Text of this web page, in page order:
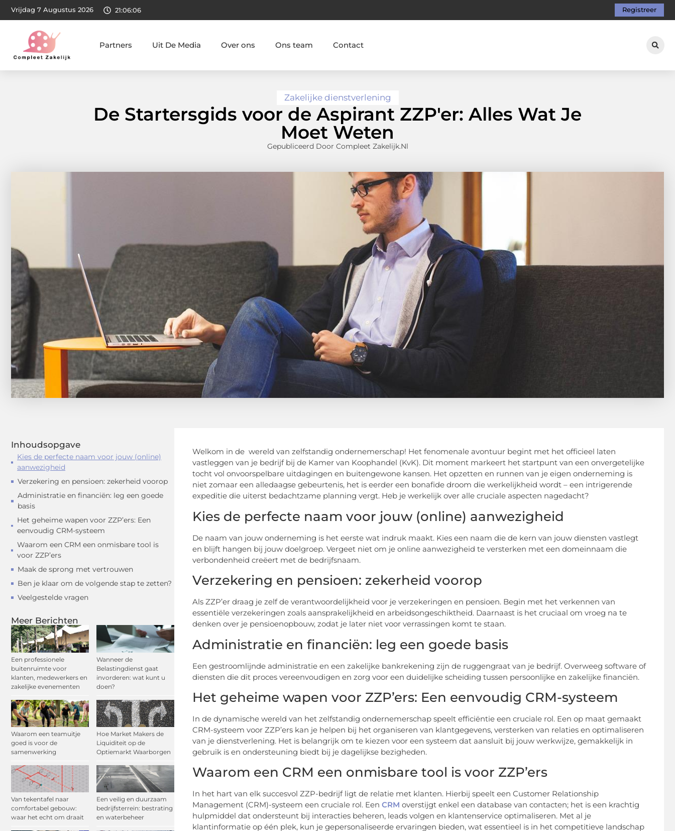
Vrijdag 7 Augustus 2026 21:06:08 Registreer
Partners Uit De Media Over ons Ons team Contact
Zakelijke dienstverlening
De Startersgids voor de Aspirant ZZP'er: Alles Wat Je
Moet Weten
Gepubliceerd Door Compleet Zakelijk.nl
Inhoudsopgave
Kies de perfecte naam voor jouw (online)
aanwezigheid
Verzekering en pensioen: zekerheid voorop
Administratie en financiën: leg een goede
basis
Het geheime wapen voor ZZP’ers: Een
eenvoudig CRM-systeem
Waarom een CRM een onmisbare tool is
voor ZZP’ers
Maak de sprong met vertrouwen
Ben je klaar om de volgende stap te zetten?
Veelgestelde vragen
Meer Berichten
Een professionele
buitenruimte voor
klanten, medewerkers en
zakelijke evenementen
Wanneer de
Belastingdienst gaat
invorderen: wat kunt u
doen?
Waarom een teamuitje
goed is voor de
samenwerking
Hoe Market Makers de
Liquiditeit op de
Optiemarkt Waarborgen
Van tekentafel naar
comfortabel gebouw:
waar het echt om draait
Een veilig en duurzaam
bedrijfsterrein: bestrating
en waterbeheer
Welkom in de wereld van zelfstandig ondernemerschap! Het fenomenale avontuur begint met het officieel laten
vastleggen van je bedrijf bij de Kamer van Koophandel (KvK). Dit moment markeert het startpunt van een onvergetelijke
tocht vol onvoorspelbare uitdagingen en buitengewone kansen. Het opzetten en runnen van je eigen onderneming is
niet zomaar een alledaagse gebeurtenis, het is eerder een bonafide droom die werkelijkheid wordt – een intrigerende
expeditie die uiterst bedachtzame planning vergt. Heb je werkelijk over alle cruciale aspecten nagedacht?
Kies de perfecte naam voor jouw (online) aanwezigheid
De naam van jouw onderneming is het eerste wat indruk maakt. Kies een naam die de kern van jouw diensten vastlegt
en blijft hangen bij jouw doelgroep. Vergeet niet om je online aanwezigheid te versterken met een domeinnaam die
verbondenheid creëert met de bedrijfsnaam.
Verzekering en pensioen: zekerheid voorop
Als ZZP’er draag je zelf de verantwoordelijkheid voor je verzekeringen en pensioen. Begin met het verkennen van
essentiële verzekeringen zoals aansprakelijkheid en arbeidsongeschiktheid. Daarnaast is het cruciaal om vroeg na te
denken over je pensioenopbouw, zodat je later niet voor verrassingen komt te staan.
Administratie en financiën: leg een goede basis
Een gestroomlijnde administratie en een zakelijke bankrekening zijn de ruggengraat van je bedrijf. Overweeg software of
diensten die dit proces vereenvoudigen en zorg voor een duidelijke scheiding tussen persoonlijke en zakelijke financiën.
Het geheime wapen voor ZZP’ers: Een eenvoudig CRM-systeem
In de dynamische wereld van het zelfstandig ondernemerschap speelt efficiëntie een cruciale rol. Een op maat gemaakt
CRM-systeem voor ZZP’ers kan je helpen bij het organiseren van klantgegevens, versterken van relaties en optimaliseren
van je dienstverlening. Het is belangrijk om te kiezen voor een systeem dat aansluit bij jouw werkwijze, gemakkelijk in
gebruik is en ondersteuning biedt bij je dagelijkse bezigheden.
Waarom een CRM een onmisbare tool is voor ZZP’ers
In het hart van elk succesvol ZZP-bedrijf ligt de relatie met klanten. Hierbij speelt een Customer Relationship
Management (CRM)-systeem een cruciale rol. Een CRM overstijgt enkel een database van contacten; het is een krachtig
hulpmiddel dat ondersteunt bij interacties beheren, leads volgen en klantenservice optimaliseren. Met al je
klantinformatie op één plek, kun je gepersonaliseerde ervaringen bieden, wat essentieel is in het competitieve landschap